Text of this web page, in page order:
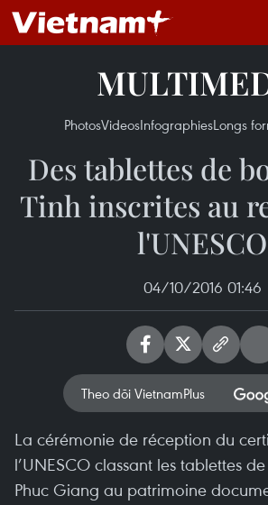
PhotosVideosInfographiesLongs
Des tablettes de
Tinh inscrites au
l'UNESCO
04/10/2016 01:46
Theo dõi VietnamPlus
La cérémonie de réception du
l’UNESCO classant les tablettes
Phuc Giang au patrimoine